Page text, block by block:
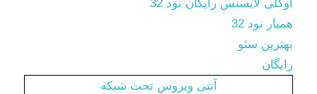
اوکلی لایسنس رایگان نود 32
همیار نود 32
بهترین سئو
رایگان
آنتی ویروس تحت شبکه